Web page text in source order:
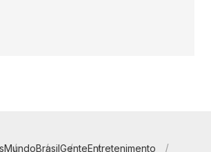
MundoBrasilGenteEntretenimento